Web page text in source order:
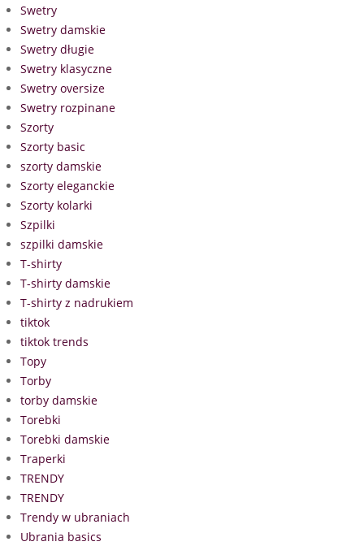
Swetry
Swetry damskie
Swetry długie
Swetry klasyczne
Swetry oversize
Swetry rozpinane
Szorty
Szorty basic
szorty damskie
Szorty eleganckie
Szorty kolarki
Szpilki
szpilki damskie
T-shirty
T-shirty damskie
T-shirty z nadrukiem
tiktok
tiktok trends
Topy
Torby
torby damskie
Torebki
Torebki damskie
Traperki
TRENDY
TRENDY
Trendy w ubraniach
Ubrania basics